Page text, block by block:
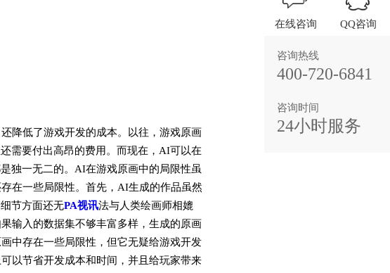
降低了游戏开发的成本。以往，游戏原画
需要付出高昂的费用。而现在，AI可以在
独一无二的。AI在游戏原画中的局限性虽
在一些局限性。首先，AI生成的作品虽然
节方面还无PA视讯法与人类绘画师相媲
输入的数据集不够丰富多样，生成的原画
中存在一些局限性，但它无疑给游戏开发
以节省开发成本和时间，并且给玩家带来
在线咨询 QQ咨询
咨询热线
400-720-6841
咨询时间
24小时服务